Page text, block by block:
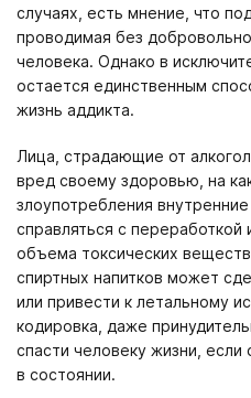
случаях, есть мнение, что
проводимая без
человека. Однако в
остается единственным
жизнь аддикта.
Лица, страдающие от
вред своему здоровью, на
злоупотребления
справляться с
объема токсических
спиртных напитков может
или привести к летальному
кодировка, даже
спасти человеку жизни,
в состоянии.